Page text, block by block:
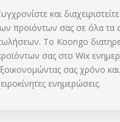
και
προϊόντων σας σε όλα τα
Το Koongo
σας στο Wix
σας χρόνο και
ενημερώσεις.